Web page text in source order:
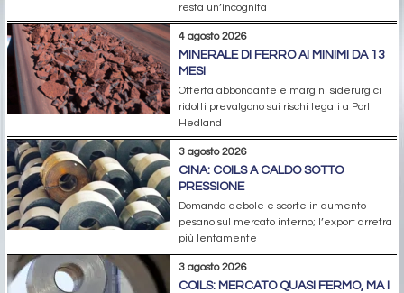
resta un’incognita
4 agosto 2026
MINERALE DI FERRO AI MINIMI DA 13
MESI
Offerta abbondante e margini siderurgici
ridotti prevalgono sui rischi legati a Port
Hedland
3 agosto 2026
CINA: COILS A CALDO SOTTO
PRESSIONE
Domanda debole e scorte in aumento
pesano sul mercato interno; l’export arretra
più lentamente
3 agosto 2026
COILS: MERCATO QUASI FERMO, MA I